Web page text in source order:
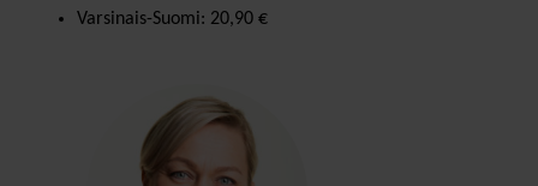
Varsinais-Suomi: 20,90 €